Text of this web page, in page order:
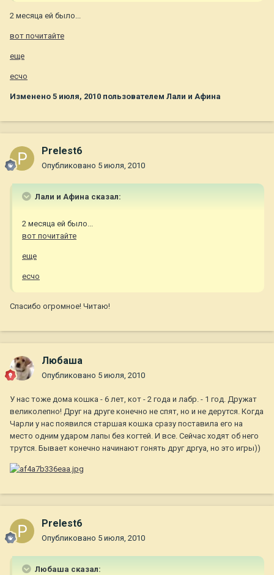
2 месяца ей было...
вот почитайте
еще
есчо
Изменено 5 июля, 2010 пользователем Лали и Афина
Prelest6
Опубликовано 5 июля, 2010
Лали и Афина сказал:
2 месяца ей было...
вот почитайте
еще
есчо
Спасибо огромное! Читаю!
Любаша
Опубликовано 5 июля, 2010
У нас тоже дома кошка - 6 лет, кот - 2 года и лабр. - 1 год. Дружат
великолепно! Друг на друге конечно не спят, но и не дерутся. Когда
Чарли у нас появился старшая кошка сразу поставила его на
место одним ударом лапы без когтей. И все. Сейчас ходят об него
трутся. Бывает конечно начинают гонять друг дргуа, но это игры))
Prelest6
Опубликовано 5 июля, 2010
Любаша сказал: